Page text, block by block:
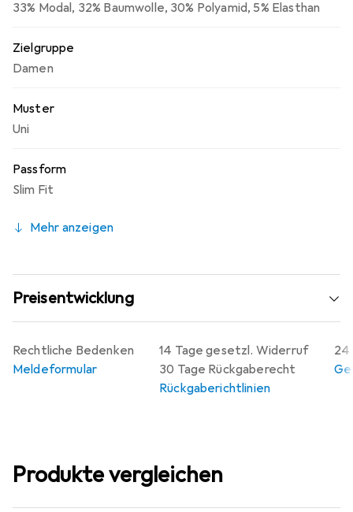
33% Modal, 32% Baumwolle, 30% Polyamid, 5% Elasthan
Zielgruppe
Damen
Muster
Uni
Passform
Slim Fit
Mehr anzeigen
Preisentwicklung
14 Tage gesetzl. Widerruf
30 Tage Rückgaberecht
Rückgaberichtlinien
24
Rechtliche Bedenken
Meldeformular
Produkte vergleichen